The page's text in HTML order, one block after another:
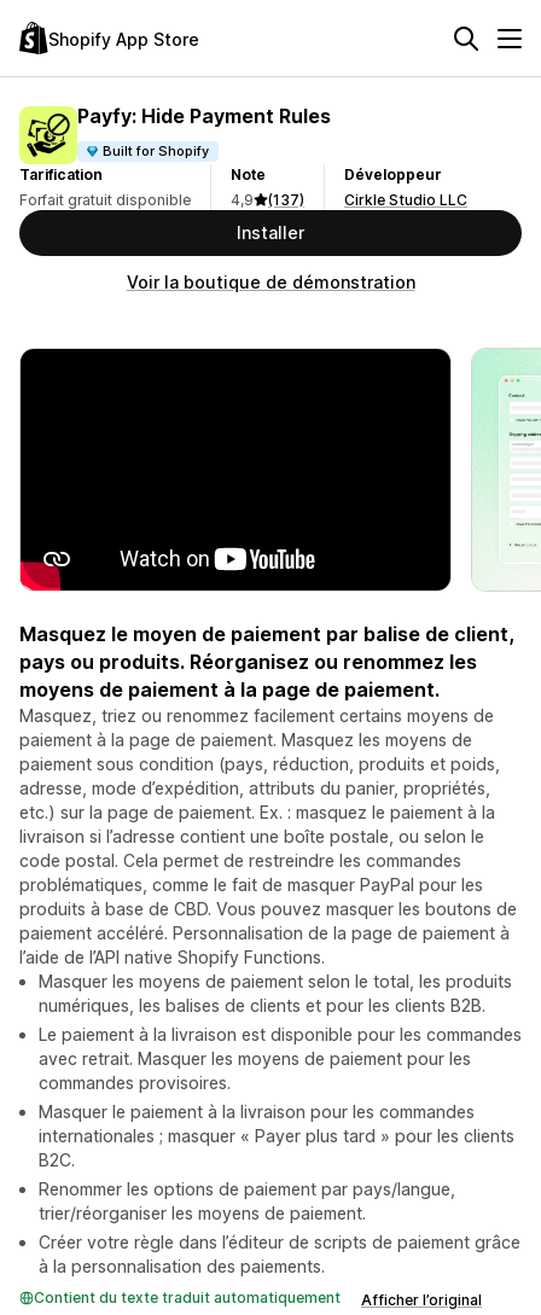
Shopify App Store
Payfy: Hide Payment Rules
Built for Shopify
Tarification
Forfait gratuit disponible
Note
4,9
(137)
Développeur
Cirkle Studio LLC
Installer
Voir la boutique de démonstration
Masquez le moyen de paiement par balise de client,
pays ou produits. Réorganisez ou renommez les
moyens de paiement à la page de paiement.
Masquez, triez ou renommez facilement certains moyens de
paiement à la page de paiement. Masquez les moyens de
paiement sous condition (pays, réduction, produits et poids,
adresse, mode d’expédition, attributs du panier, propriétés,
etc.) sur la page de paiement. Ex. : masquez le paiement à la
livraison si l’adresse contient une boîte postale, ou selon le
code postal. Cela permet de restreindre les commandes
problématiques, comme le fait de masquer PayPal pour les
produits à base de CBD. Vous pouvez masquer les boutons de
paiement accéléré. Personnalisation de la page de paiement à
l’aide de l’API native Shopify Functions.
Masquer les moyens de paiement selon le total, les produits
numériques, les balises de clients et pour les clients B2B.
Le paiement à la livraison est disponible pour les commandes
avec retrait. Masquer les moyens de paiement pour les
commandes provisoires.
Masquer le paiement à la livraison pour les commandes
internationales ; masquer « Payer plus tard » pour les clients
B2C.
Renommer les options de paiement par pays/langue,
trier/réorganiser les moyens de paiement.
Créer votre règle dans l’éditeur de scripts de paiement grâce
à la personnalisation des paiements.
Contient du texte traduit automatiquement Afficher l’original